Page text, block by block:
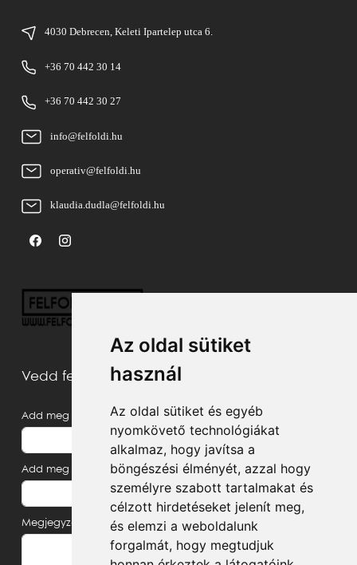
Az oldal sütiket
használ
Az oldal sütiket és egyéb
nyomkövető technológiákat
alkalmaz, hogy javítsa a
böngészési élményét, azzal hogy
személyre szabott tartalmakat és
célzott hirdetéseket jelenít meg,
és elemzi a weboldalunk
forgalmát, hogy megtudjuk
4030 Debrecen, Keleti Ipartelep utca 6.
+36 70 442 30 14
+36 70 442 30 27
info@felfoldi.hu
operativ@felfoldi.hu
klaudia.dudla@felfoldi.hu
Vedd fel velünk a kapcsolatot
Add meg a neved
Add meg az e-mail címed
Megjegyzés, üzenet